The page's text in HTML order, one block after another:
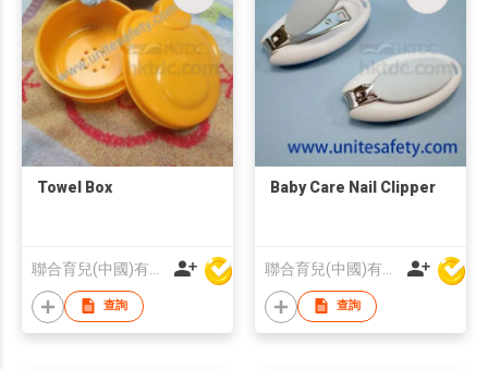
Towel Box
查詢
Baby Care Nail Clipper
查詢